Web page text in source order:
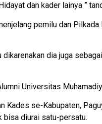
dan kader lainya ”
pemilu dan
dia juga
Universitas
se-Kabupaten,
bisa diurai satu-persatu.